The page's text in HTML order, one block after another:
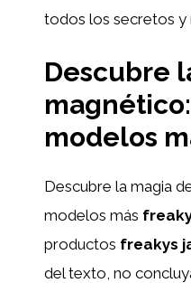
todos los secretos y
Descubre
modelos
Descubre la magia
modelos más
productos freakys
del texto, no